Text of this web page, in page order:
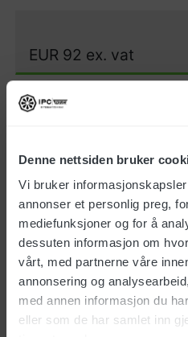
Denne nettsiden bruker
Vi bruker
annonser et personlig preg,
mediefunksjoner og for å
dessuten informasjon om
vårt, med partnerne våre
annonsering og
med annen informasjon du
eller som de har samlet inn
EUR 92 ex. vat
EUR94 ex. vat